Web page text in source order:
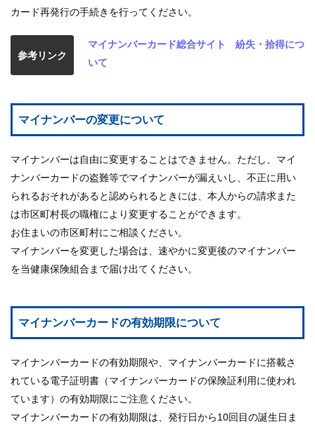
カード再発行の手続きを行ってください。
参考リンク
マイナンバーカード総合サイト 紛失・拾得につ
いて
マイナンバーの変更について
マイナンバーは自由に変更することはできません。ただし、マイ
ナンバーカードの盗難等でマイナンバーが漏えいし、不正に用い
られるおそれがあると認められるときには、本人からの請求また
は市区町村長の職権により変更することができます。
お住まいの市区町村にご相談ください。
マイナンバーを変更した場合は、速やかに変更後のマイナンバー
を当健康保険組合まで届け出てください。
マイナンバーカードの有効期限について
マイナンバーカードの有効期限や、マイナンバーカードに搭載さ
れている電子証明書（マイナンバーカードの保険証利用に使われ
ています）の有効期限にご注意ください。
マイナンバーカードの有効期限は、発行日から10回目の誕生日ま